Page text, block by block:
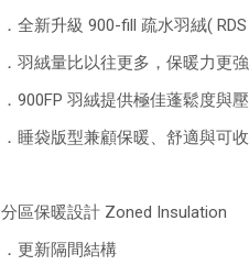
．全新升級 900-fill 疏水羽絨(
．羽絨量比以往更多，保暖力更強
．900FP 羽絨提供極佳蓬鬆度與
．睡袋版型兼顧保暖、舒適與可
分區保暖設計 Zoned Insulation
．更新隔間結構